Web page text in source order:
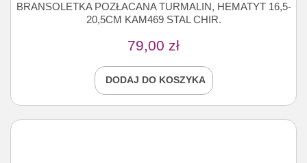
BRANSOLETKA POZŁACANA TURMALIN, HEMATYT 16,5-
20,5CM KAM469 STAL CHIR.
79,00 zł
DODAJ DO KOSZYKA